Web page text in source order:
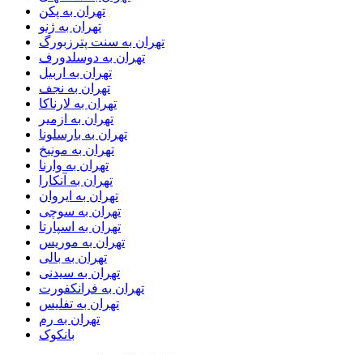
تهران به پکن
تهران به ژنو
تهران به سنت پترزبورگ
تهران به دوسلدورف
تهران به اربیل
تهران به نجف
تهران به لارناکا
تهران به ازمیر
تهران به بارسلونا
تهران به مونیخ
تهران به وارنا
تهران به آنکارا
تهران به ایروان
تهران به سوچی
تهران به اسپارتا
تهران به موریس
تهران به بالی
تهران به سیدنی
تهران به فرانکفورت
تهران به تفلیس
تهران به رم
بانکوک